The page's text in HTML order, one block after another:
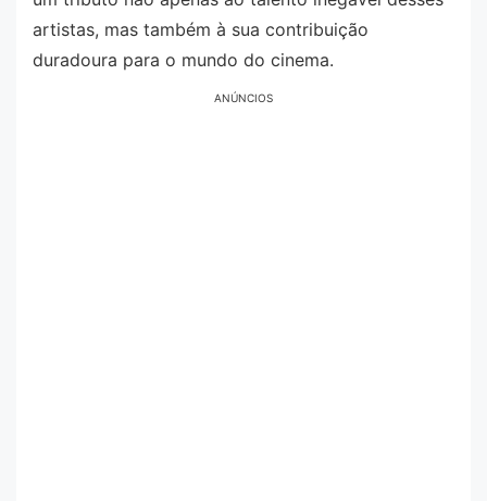
artistas, mas também à sua contribuição
duradoura para o mundo do cinema.
ANÚNCIOS